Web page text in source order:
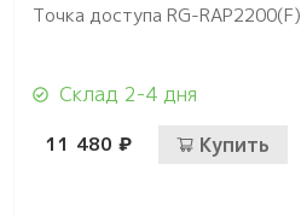
Точка доступа RG-RAP2200(F)
Склад 2-4 дня
11 480 ₽ Купить